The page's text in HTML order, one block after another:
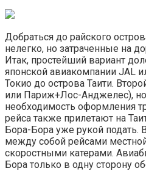
Добраться до райского
нелегко, но затраченные на
Итак, простейший вариант
японской авиакомпании JAL
Токио до острова Таити.
или Париж+Лос-Анджелес), но
необходимость оформления
рейса также прилетают на
Бора-Бора уже рукой подать.
между собой рейсами
скоростными катерами.
Бора только в одну сторону